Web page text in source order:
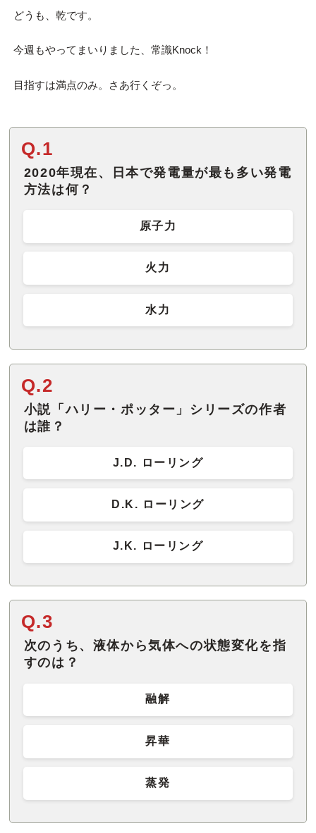
どうも、乾です。
今週もやってまいりました、常識Knock！
目指すは満点のみ。さあ行くぞっ。
Q.1
2020年現在、日本で発電量が最も多い発電
方法は何？
原子力
火力
水力
Q.2
小説「ハリー・ポッター」シリーズの作者
は誰？
J.D. ローリング
D.K. ローリング
J.K. ローリング
Q.3
次のうち、液体から気体への状態変化を指
すのは？
融解
昇華
蒸発